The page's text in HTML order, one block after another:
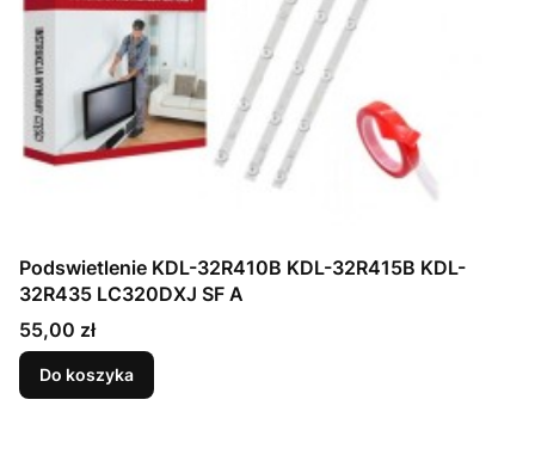
Podswietlenie KDL-32R410B KDL-32R415B KDL-
32R435 LC320DXJ SF A
Cena
55,00 zł
Do koszyka